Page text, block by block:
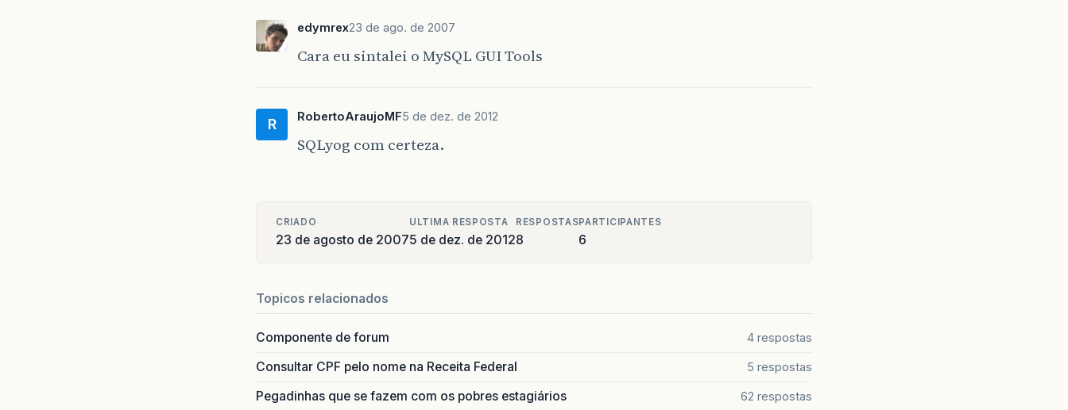
edymrex23 de ago. de 2007
Cara eu sintalei o MySQL GUI Tools
R RobertoAraujoMF5 de dez. de 2012
SQLyog com certeza.
CRIADO
23 de agosto de 2007
ULTIMA RESPOSTA
5 de dez. de 2012
RESPOSTAS
8
PARTICIPANTES
6
Topicos relacionados
Componente de forum 4 respostas
Consultar CPF pelo nome na Receita Federal 5 respostas
Pegadinhas que se fazem com os pobres estagiários 62 respostas